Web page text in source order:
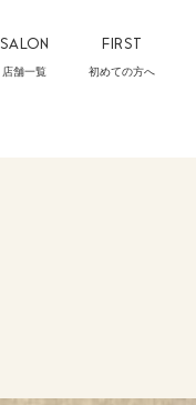
SALON
店舗一覧
FIRST
初めての方へ